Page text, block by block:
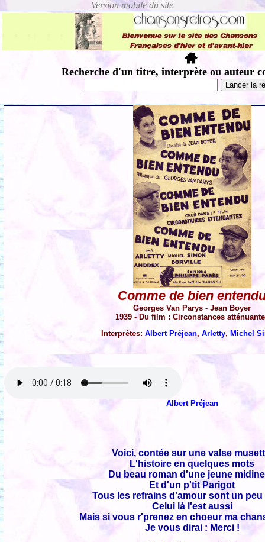
Recherche d'un titre, interprète ou auteur
Comme de bien
Georges Van Parys - Jean Boyer
1939 - Du film : Circonstances
Interprètes: Albert Préjean, Arletty, Michel
Albert Préjean
Voici, contée sur une valse
L'histoire en quelques mots
Du beau roman d'une jeune
Et d'un p'tit Parigot
Tous les refrains d'amour sont un peu
Celui là l'est aussi
Mais si vous r'prenez en choeur ma
Je vous dirai : Merci !